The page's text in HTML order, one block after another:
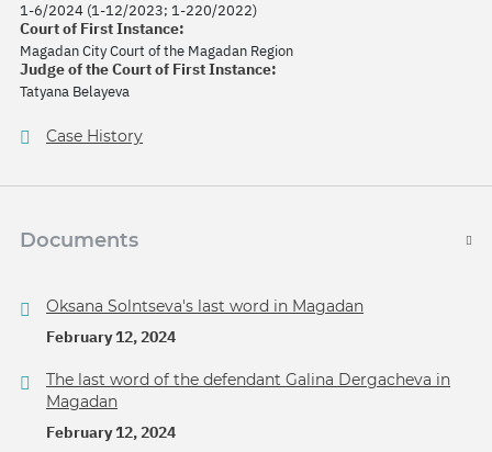
1-6/2024 (1-12/2023; 1-220/2022)
Court of First Instance:
Magadan City Court of the Magadan Region
Judge of the Court of First Instance:
Tatyana Belayeva
Case History
Documents
Oksana Solntseva's last word in Magadan
February 12, 2024
The last word of the defendant Galina Dergacheva in
Magadan
February 12, 2024